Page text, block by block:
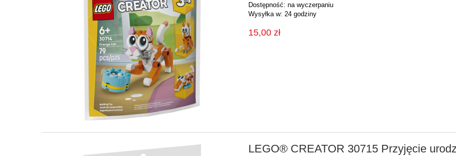
Dostępność: na wyczerpaniu
Wysyłka w: 24 godziny
15,00 zł
LEGO® CREATOR 30715 Przyjęcie